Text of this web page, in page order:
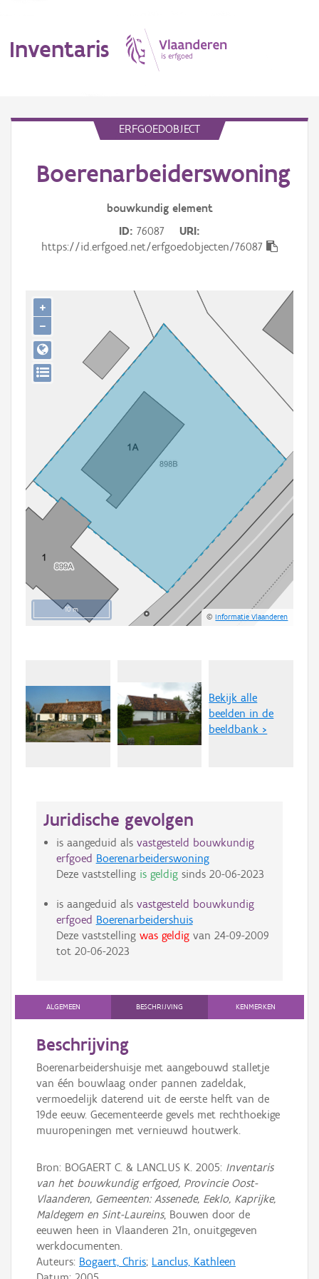
Inventaris
Erfgoedobject
Gebeurtenis
Persoon of collectief
Downloads
ERFGOEDOBJECT
Boerenarbeiderswoning
bouwkundig element
ID 76087
URI
https://id.erfgoed.net/erfgoedobjecten/76087
10 m
©Informatie Vlaanderen
+
−
Bekijk alle
beelden in de
beeldbank >
Juridische gevolgen
is aangeduid als vastgesteld bouwkundig
erfgoed Boerenarbeiderswoning
Deze vaststelling is geldigsinds 20-06-2023
is aangeduid als vastgesteld bouwkundig
erfgoed Boerenarbeidershuis
Deze vaststelling was geldigvan 24-09-2009
tot 20-06-2023
ALGEMEEN BESCHRIJVING KENMERKEN
Beschrijving
Boerenarbeidershuisje met aangebouwd stalletje
van één bouwlaag onder pannen zadeldak,
vermoedelijk daterend uit de eerste helft van de
19de eeuw. Gecementeerde gevels met rechthoekige
muuropeningen met vernieuwd houtwerk.
Bron: BOGAERT C. & LANCLUS K. 2005: Inventaris
van het bouwkundig erfgoed, Provincie Oost-
Vlaanderen, Gemeenten: Assenede, Eeklo, Kaprijke,
Maldegem en Sint-Laureins, Bouwen door de
eeuwen heen in Vlaanderen 21n, onuitgegeven
werkdocumenten.
Auteurs: Bogaert, Chris; Lanclus, Kathleen